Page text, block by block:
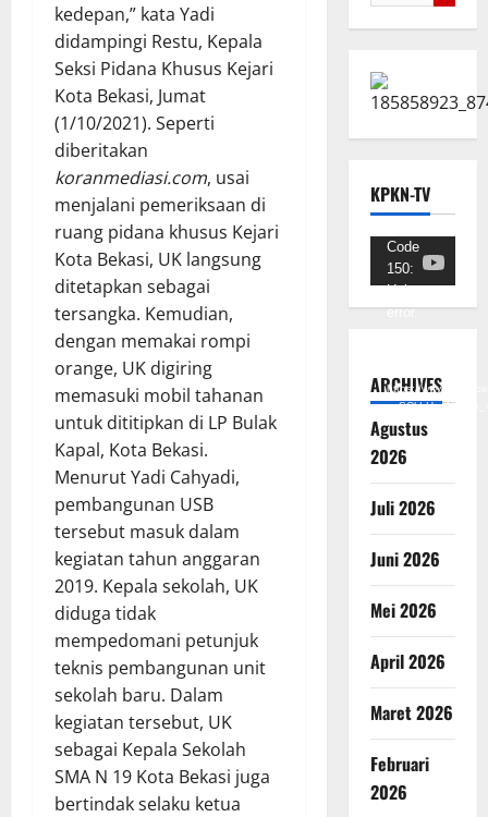
kedepan,” kata Yadi
didampingi Restu, Kepala
Seksi Pidana Khusus Kejari
Kota Bekasi, Jumat
(1/10/2021). Seperti
diberitakan
koranmediasi.com, usai
menjalani pemeriksaan di
ruang pidana khusus Kejari
Kota Bekasi, UK langsung
ditetapkan sebagai
tersangka. Kemudian,
dengan memakai rompi
orange, UK digiring
memasuki mobil tahanan
untuk dititipkan di LP Bulak
Kapal, Kota Bekasi.
Menurut Yadi Cahyadi,
pembangunan USB
tersebut masuk dalam
kegiatan tahun anggaran
2019. Kepala sekolah, UK
diduga tidak
mempedomani petunjuk
teknis pembangunan unit
sekolah baru. Dalam
kegiatan tersebut, UK
sebagai Kepala Sekolah
SMA N 19 Kota Bekasi juga
bertindak selaku ketua
KPKN-TV
Pemutar
Video
Code
150:
Unknown
error.
https://
ARCHIVES
Agustus
2026
Juli 2026
Juni 2026
Mei 2026
April 2026
Maret 2026
Februari
2026